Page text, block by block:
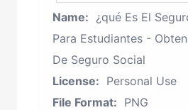
Name: ¿qué Es El
Para Estudiantes -
De Seguro Social
License: Personal Use
File Format: PNG